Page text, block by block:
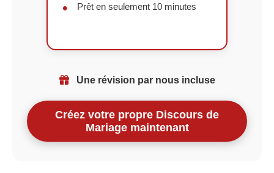
Prêt en seulement 10 minutes
Une révision par nous incluse
Créez votre propre Discours de
Mariage maintenant